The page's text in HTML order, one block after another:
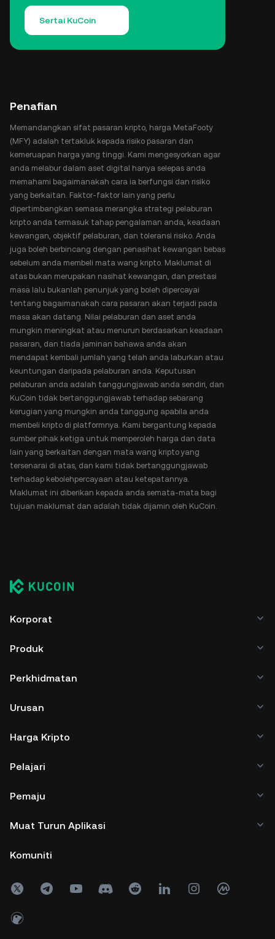
Sertai KuCoin
Penafian
Memandangkan sifat pasaran kripto, harga MetaFooty
(MFY) adalah tertakluk kepada risiko pasaran dan
kemeruapan harga yang tinggi. Kami mengesyorkan agar
anda melabur dalam aset digital hanya selepas anda
memahami bagaimanakah cara ia berfungsi dan risiko
yang berkaitan. Faktor-faktor lain yang perlu
dipertimbangkan semasa merangka strategi pelaburan
kripto anda termasuk tahap pengalaman anda, keadaan
kewangan, objektif pelaburan, dan toleransi risiko. Anda
juga boleh berbincang dengan penasihat kewangan bebas
sebelum anda membeli mata wang kripto. Maklumat di
atas bukan merupakan nasihat kewangan, dan prestasi
masa lalu bukanlah penunjuk yang boleh dipercayai
tentang bagaimanakah cara pasaran akan terjadi pada
masa akan datang. Nilai pelaburan dan aset anda
mungkin meningkat atau menurun berdasarkan keadaan
pasaran, dan tiada jaminan bahawa anda akan
mendapat kembali jumlah yang telah anda laburkan atau
keuntungan daripada pelaburan anda. Keputusan
pelaburan anda adalah tanggungjawab anda sendiri, dan
KuCoin tidak bertanggungjawab terhadap sebarang
kerugian yang mungkin anda tanggung apabila anda
membeli kripto di platformnya. Kami bergantung kepada
sumber pihak ketiga untuk memperoleh harga dan data
lain yang berkaitan dengan mata wang kripto yang
tersenarai di atas, dan kami tidak bertanggungjawab
terhadap kebolehpercayaan atau ketepatannya.
Maklumat ini diberikan kepada anda semata-mata bagi
tujuan maklumat dan adalah tidak dijamin oleh KuCoin.
Korporat
Produk
Perkhidmatan
Urusan
Harga Kripto
Pelajari
Pemaju
Muat Turun Aplikasi
Komuniti